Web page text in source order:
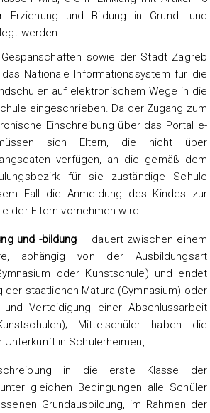
Erziehung und Bildung in Grund- und
werden.
sowie der Stadt Zagreb
Nationale Informationssystem für die
auf elektronischem Wege in die
eingeschrieben. Da der Zugang zum
Einschreibung über das Portal e-
sich Eltern, die nicht über
verfügen, an die gemäß dem
für sie zuständige Schule
Fall die Anmeldung des Kindes zur
der Eltern vornehmen wird.
und -bildung – dauert zwischen einem
abhängig von der Ausbildungsart
oder Kunstschule) und endet
der staatlichen Matura (Gymnasium) oder
Verteidigung einer Abschlussarbeit
Mittelschüler haben die
Unterkunft in Schülerheimen,
in die erste Klasse der
gleichen Bedingungen alle Schüler
Grundausbildung, im Rahmen der